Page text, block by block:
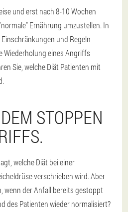
und erst nach 8-10 Wochen
Ernährung umzustellen. In
und Regeln
Wiederholung eines Angriffs
Sie, welche Diät Patienten mit
STOPPEN
welche Diät bei einer
verschrieben wird. Aber
wenn der Anfall bereits gestoppt
des Patienten wieder normalisiert?